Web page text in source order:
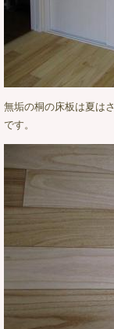
無垢の桐の床板は夏は
です。